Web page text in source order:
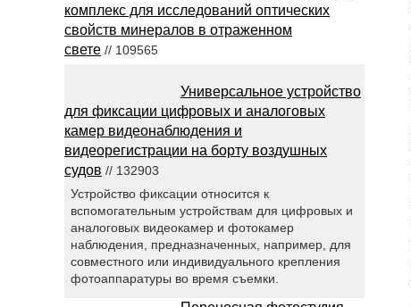
комплекс для исследований оптических
свойств минералов в отраженном
свете // 109565
Универсальное устройство
для фиксации цифровых и аналоговых
камер видеонаблюдения и
видеорегистрации на борту воздушных
судов // 132903
Устройство фиксации относится к
вспомогательным устройствам для цифровых и
аналоговых видеокамер и фотокамер
наблюдения, предназначенных, например, для
совместного или индивидуального крепления
фотоаппаратуры во время съемки.